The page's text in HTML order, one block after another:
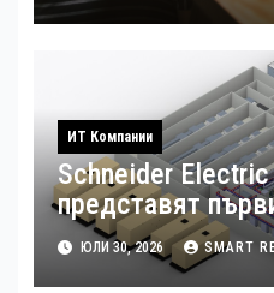
ИТ Компании
Schneider
представят
дизайн на
ускорено изграждане
ЮЛИ 30, 2026 SMART